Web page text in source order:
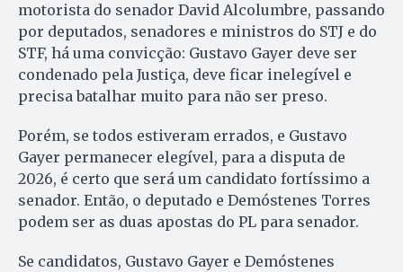
motorista do senador David Alcolumbre, passando
por deputados, senadores e ministros do STJ e do
STF, há uma convicção: Gustavo Gayer deve ser
condenado pela Justiça, deve ficar inelegível e
precisa batalhar muito para não ser preso.
Porém, se todos estiveram errados, e Gustavo
Gayer permanecer elegível, para a disputa de
2026, é certo que será um candidato fortíssimo a
senador. Então, o deputado e Demóstenes Torres
podem ser as duas apostas do PL para senador.
Se candidatos, Gustavo Gayer e Demóstenes